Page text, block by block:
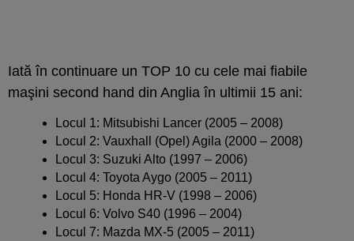
Iată în continuare un TOP 10 cu cele mai fiabile
maşini second hand din Anglia în ultimii 15 ani:
Locul 1: Mitsubishi Lancer (2005 – 2008)
Locul 2: Vauxhall (Opel) Agila (2000 – 2008)
Locul 3: Suzuki Alto (1997 – 2006)
Locul 4: Toyota Aygo (2005 – 2011)
Locul 5: Honda HR-V (1998 – 2006)
Locul 6: Volvo S40 (1996 – 2004)
Locul 7: Mazda MX-5 (2005 – 2011)